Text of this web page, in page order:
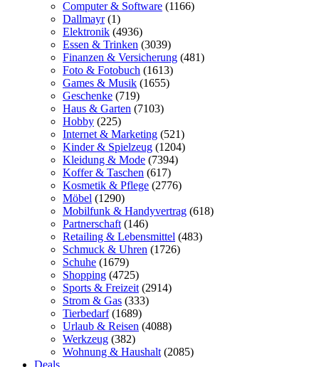
Computer & Software (1166)
Dallmayr (1)
Elektronik (4936)
Essen & Trinken (3039)
Finanzen & Versicherung (481)
Foto & Fotobuch (1613)
Games & Musik (1655)
Geschenke (719)
Haus & Garten (7103)
Hobby (225)
Internet & Marketing (521)
Kinder & Spielzeug (1204)
Kleidung & Mode (7394)
Koffer & Taschen (617)
Kosmetik & Pflege (2776)
Möbel (1290)
Mobilfunk & Handyvertrag (618)
Partnerschaft (146)
Retailing & Lebensmittel (483)
Schmuck & Uhren (1726)
Schuhe (1679)
Shopping (4725)
Sports & Freizeit (2914)
Strom & Gas (333)
Tierbedarf (1689)
Urlaub & Reisen (4088)
Werkzeug (382)
Wohnung & Haushalt (2085)
Deals